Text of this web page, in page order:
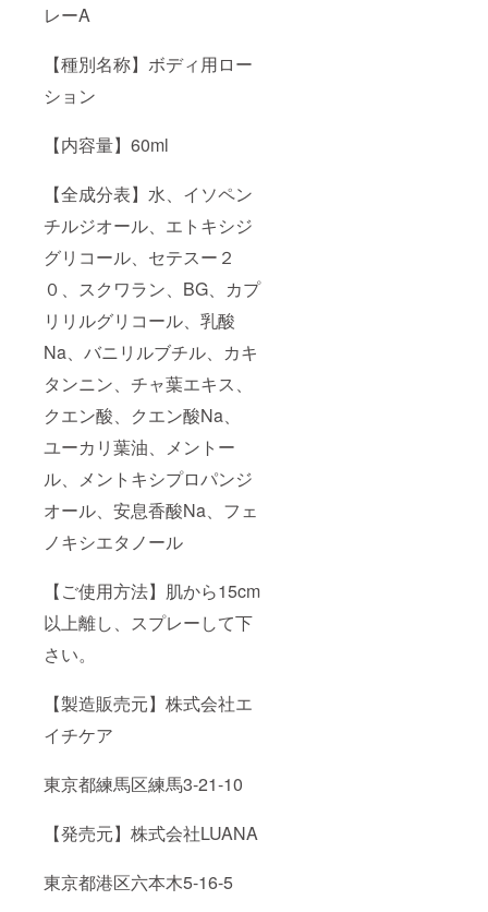
レーA
【種別名称】ボディ用ロー
ション
【内容量】60ml
【全成分表】水、イソペン
チルジオール、エトキシジ
グリコール、セテスー２
０、スクワラン、BG、カプ
リリルグリコール、乳酸
Na、バニリルブチル、カキ
タンニン、チャ葉エキス、
クエン酸、クエン酸Na、
ユーカリ葉油、メントー
ル、メントキシプロパンジ
オール、安息香酸Na、フェ
ノキシエタノール
【ご使用方法】肌から15cm
以上離し、スプレーして下
さい。
【製造販売元】株式会社エ
イチケア
東京都練馬区練馬3-21-10
【発売元】株式会社LUANA
東京都港区六本木5-16-5